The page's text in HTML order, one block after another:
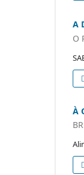
A
O
À